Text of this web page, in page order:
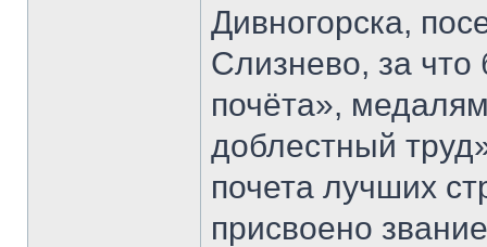
Дивногорска,
Слизнево, за
почёта»,
доблестный
почета лучших
присвоено